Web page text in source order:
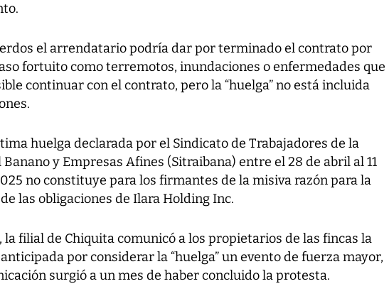
el arrendatario podría dar por terminado el contrato por
fortuito como terremotos, inundaciones o enfermedades que
continuar con el contrato, pero la “huelga” no está incluida
huelga declarada por el Sindicato de Trabajadores de la
y Empresas Afines (Sitraibana) entre el 28 de abril al 11
no constituye para los firmantes de la misiva razón para la
las obligaciones de Ilara Holding Inc.
la filial de Chiquita comunicó a los propietarios de las fincas la
por considerar la “huelga” un evento de fuerza mayor,
surgió a un mes de haber concluido la protesta.